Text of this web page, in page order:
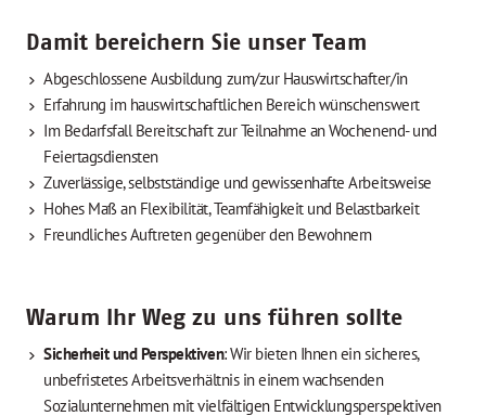
Damit bereichern Sie unser Team
Abgeschlossene Ausbildung zum/zur Hauswirtschafter/in
Erfahrung im hauswirtschaftlichen Bereich wünschenswert
Im Bedarfsfall Bereitschaft zur Teilnahme an Wochenend- und
Feiertagsdiensten
Zuverlässige, selbstständige und gewissenhafte Arbeitsweise
Hohes Maß an Flexibilität, Teamfähigkeit und Belastbarkeit
Freundliches Auftreten gegenüber den Bewohnern
Warum Ihr Weg zu uns führen sollte
Sicherheit und Perspektiven: Wir bieten Ihnen ein sicheres,
unbefristetes Arbeitsverhältnis in einem wachsenden
Sozialunternehmen mit vielfältigen Entwicklungsperspektiven